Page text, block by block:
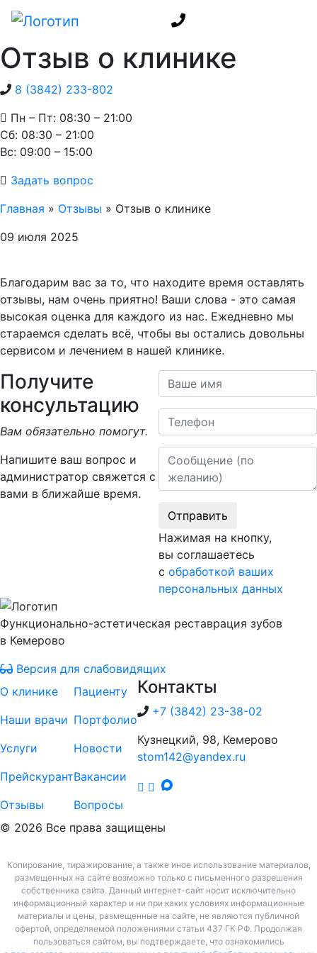
Отзыв о клинике
8 (3842) 233-802
Пн – Пт: 08:30 – 21:00
Cб: 08:30 – 21:00
Вс: 09:00 – 15:00
Задать вопрос
Главная » Отзывы » Отзыв о клинике
09 июля 2025
Благодарим вас за то, что находите время оставлять
отзывы, нам очень приятно! Ваши слова - это самая
высокая оценка для каждого из нас. Ежедневно мы
стараемся сделать всё, чтобы вы остались довольны
сервисом и лечением в нашей клинике.
Получите
консультацию
Вам обязательно помогут.
Напишите ваш вопрос и
администратор свяжется с
вами в ближайше время.
Ваше имя
Телефон
Сообщение
Отправить
Нажимая на кнопку,
вы соглашаетесь
с обработкой ваших
персональных данных
Функционально-эстетическая реставрация зубов
в Кемерово
Версия для слабовидящих
О клинике
Наши врачи
Услуги
Прейскурант
Отзывы
Пациенту
Портфолио
Новости
Вакансии
Вопросы
Контакты
+7 (3842) 23-38-02
Кузнецкий, 98, Кемерово
stom142@yandex.ru
© 2026 Все права защищены
Копирование, тиражирование, а также иное использование материалов,
размещенных на сайте возможно только с письменного разрешения
собственника сайта. Данный интернет-сайт носит исключительно
информационный характер и ни при каких условиях информационные
материалы и цены, размещенные на сайте, не являются публичной
офертой, определяемой положениями статьи 437 ГК РФ. Продолжая
пользоваться сайтом, вы подтверждаете, что ознакомились